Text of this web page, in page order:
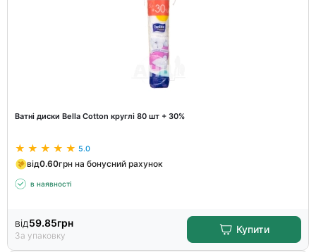
Ватні диски Bella Cotton круглі 80 шт + 30%
5.0
від0.60грн на бонусний рахунок
в наявності
від59.85грн
За упаковку
Купити